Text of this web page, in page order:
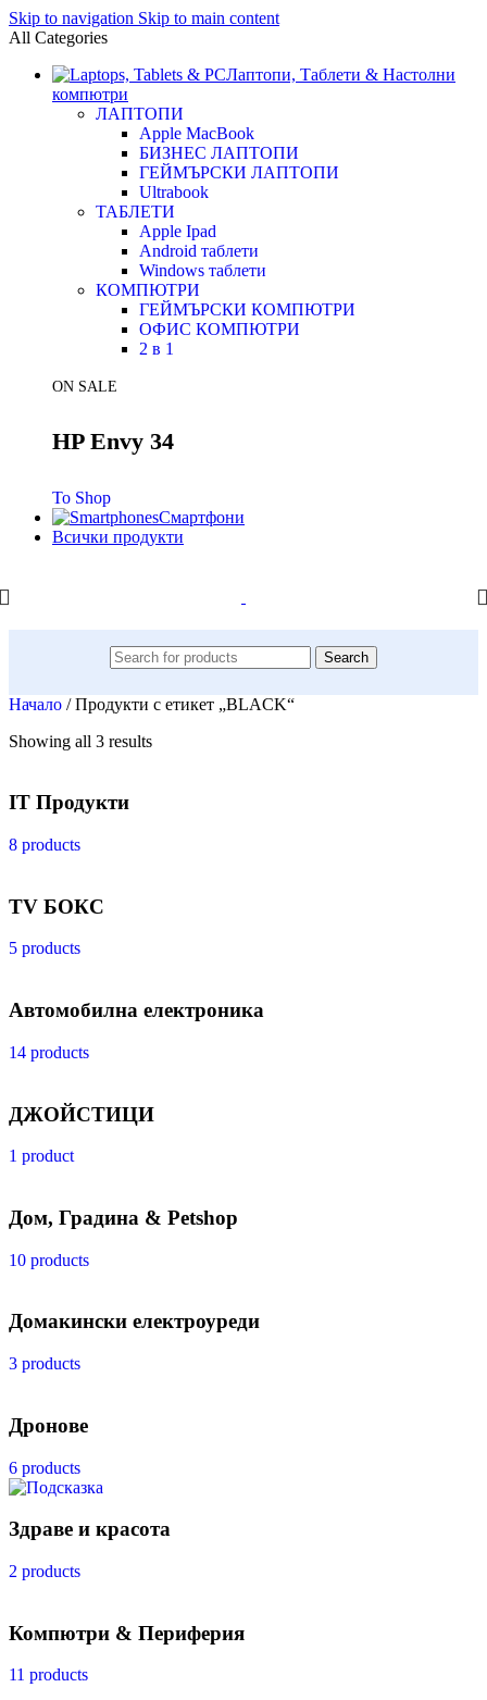
Skip to navigation Skip to main content
All Categories
Лаптопи, Таблети & Настолни
компютри
ЛАПТОПИ
Apple MacBook
БИЗНЕС ЛАПТОПИ
ГЕЙМЪРСКИ ЛАПТОПИ
Ultrabook
ТАБЛЕТИ
Apple Ipad
Android таблети
Windows таблети
КОМПЮТРИ
ГЕЙМЪРСКИ КОМПЮТРИ
ОФИС КОМПЮТРИ
2 в 1
ON SALE
HP Envy 34
To Shop
Смартфони
Всички продукти
Search
Начало / Продукти с етикет „BLACK“
Showing all 3 results
IT Продукти
8 products
TV БОКС
5 products
Автомобилна електроника
14 products
ДЖОЙСТИЦИ
1 product
Дом, Градина & Petshop
10 products
Домакински електроуреди
3 products
Дронове
6 products
Здраве и красота
2 products
Компютри & Периферия
11 products